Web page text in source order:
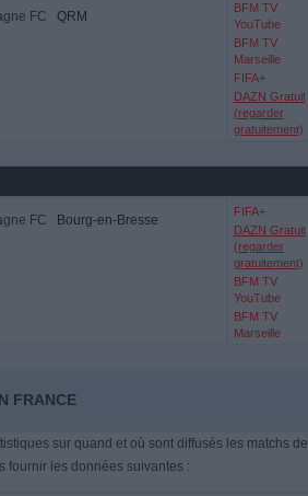
FC QRM
BFM TV
YouTube
BFM TV
Marseille
FIFA+
DAZN Gratuit
(regarder
gratuitement)
FC Bourg-en-Bresse
FIFA+
DAZN Gratuit
(regarder
gratuitement)
BFM TV
YouTube
BFM TV
Marseille
FRANCE
sur quand et où sont diffusés les matchs de
fournir les données suivantes :